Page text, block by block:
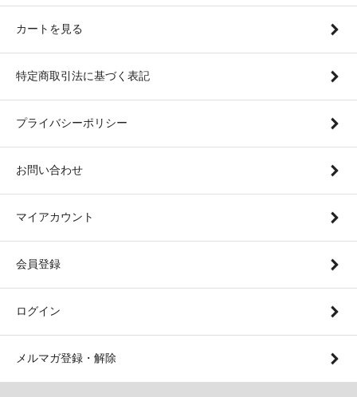
カートを見る
特定商取引法に基づく表記
プライバシーポリシー
お問い合わせ
マイアカウント
会員登録
ログイン
メルマガ登録・解除